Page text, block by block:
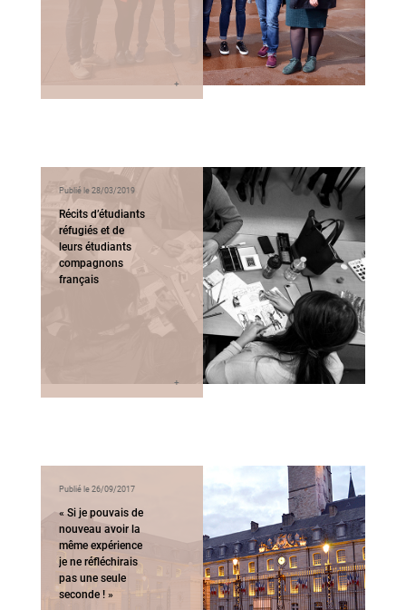
Publié le 28/03/2019
Récits d’étudiants
réfugiés et de
leurs étudiants
compagnons
français
Publié le 26/09/2017
« Si je pouvais de
nouveau avoir la
même expérience
je ne réfléchirais
pas une seule
seconde ! »